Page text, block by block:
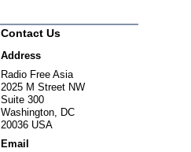
Contact Us
Address
Radio Free Asia
2025 M Street NW
Suite 300
Washington, DC
20036 USA
Email